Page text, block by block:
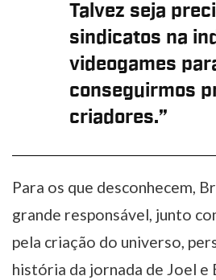
Talvez seja
sindicatos na
videogames
conseguirmos
criadores.”
Para os que desconhecem,
grande responsável, junto
pela criação do universo,
história da jornada de Joel e